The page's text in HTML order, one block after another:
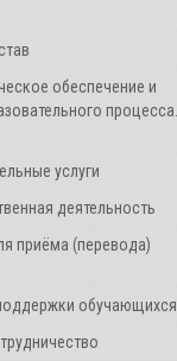
обеспечение и
процесса.
услуги
деятельность
приёма (перевода)
обучающихся